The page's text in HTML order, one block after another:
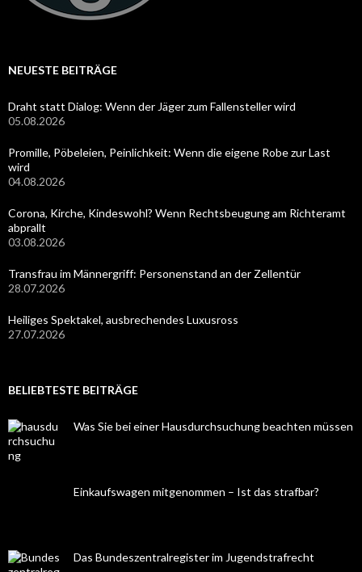
NEUESTE BEITRÄGE
Draht statt Dialog: Wenn der Jäger zum Fallensteller wird
05.08.2026
Promille, Pöbeleien, Peinlichkeit: Wenn die eigene Robe zur Last
wird
04.08.2026
Corona, Kirche, Kindeswohl? Wenn Rechtsbeugung am Richteramt
abprallt
03.08.2026
Transfrau im Männergriff: Personenstand an der Zellentür
28.07.2026
Heiliges Spektakel, ausbrechendes Luxusross
27.07.2026
BELIEBTESTE BEITRÄGE
Was Sie bei einer Hausdurchsuchung beachten müssen
Einkaufswagen mitgenommen – Ist das strafbar?
Das Bundeszentralregister im Jugendstrafrecht